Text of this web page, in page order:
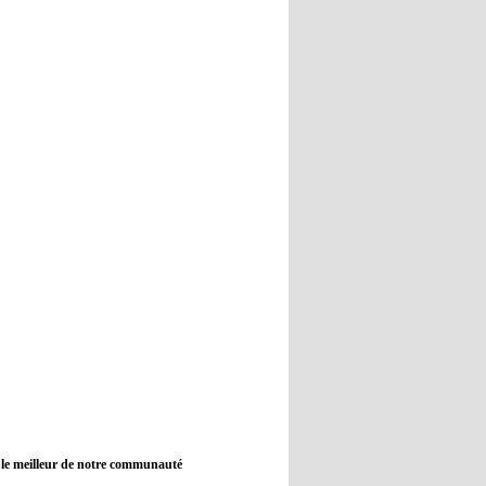
08:21 - 2022/11/08
meilleur de notre communauté